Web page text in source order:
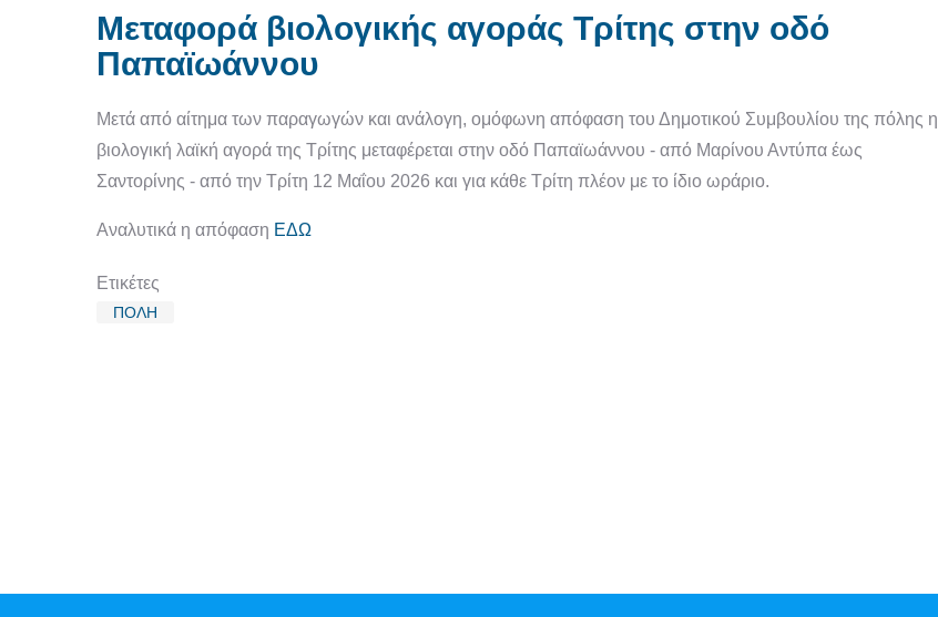
Μεταφορά βιολογικής αγοράς Τρίτης στην οδό
Παπαϊωάννου
Μετά από αίτημα των παραγωγών και ανάλογη, ομόφωνη απόφαση του Δημοτικού Συμβουλίου της πόλης η
βιολογική λαϊκή αγορά της Τρίτης μεταφέρεται στην οδό Παπαϊωάννου - από Μαρίνου Αντύπα έως
Σαντορίνης - από την Τρίτη 12 Μαΐου 2026 και για κάθε Τρίτη πλέον με το ίδιο ωράριο.
Αναλυτικά η απόφαση ΕΔΩ
Ετικέτες
ΠΟΛΗ